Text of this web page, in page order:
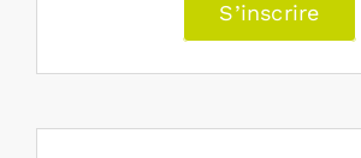
S’inscrire